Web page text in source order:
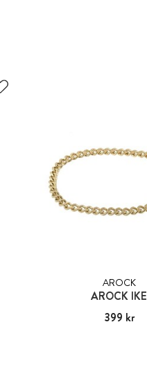
AROCK
AROCK IKE
Pris:399 kr
399 kr